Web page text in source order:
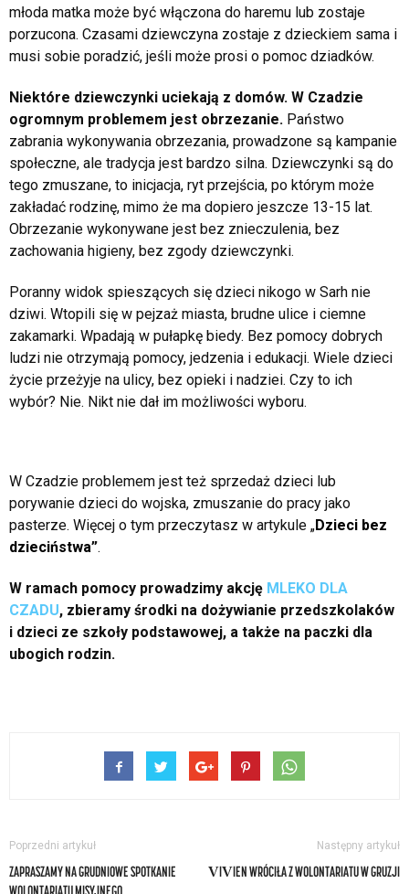
młoda matka może być włączona do haremu lub zostaje
porzucona. Czasami dziewczyna zostaje z dzieckiem sama i
musi sobie poradzić, jeśli może prosi o pomoc dziadków.
Niektóre dziewczynki uciekają z domów. W Czadzie
ogromnym problemem jest obrzezanie. Państwo
zabrania wykonywania obrzezania, prowadzone są kampanie
społeczne, ale tradycja jest bardzo silna. Dziewczynki są do
tego zmuszane, to inicjacja, ryt przejścia, po którym może
zakładać rodzinę, mimo że ma dopiero jeszcze 13-15 lat.
Obrzezanie wykonywane jest bez znieczulenia, bez
zachowania higieny, bez zgody dziewczynki.
Poranny widok spieszących się dzieci nikogo w Sarh nie
dziwi. Wtopili się w pejzaż miasta, brudne ulice i ciemne
zakamarki. Wpadają w pułapkę biedy. Bez pomocy dobrych
ludzi nie otrzymają pomocy, jedzenia i edukacji. Wiele dzieci
życie przeżyje na ulicy, bez opieki i nadziei. Czy to ich
wybór? Nie. Nikt nie dał im możliwości wyboru.
W Czadzie problemem jest też sprzedaż dzieci lub
porywanie dzieci do wojska, zmuszanie do pracy jako
pasterze. Więcej o tym przeczytasz w artykule „Dzieci bez
dzieciństwa”.
W ramach pomocy prowadzimy akcję MLEKO DLA
CZADU, zbieramy środki na dożywianie przedszkolaków
i dzieci ze szkoły podstawowej, a także na paczki dla
ubogich rodzin.
Poprzedni artykuł
ZAPRASZAMY NA GRUDNIOWE SPOTKANIE
WOLONTARIATU MISYJNEGO
Następny artykuł
VIVIEN WRÓCIŁA Z WOLONTARIATU W GRUZJI